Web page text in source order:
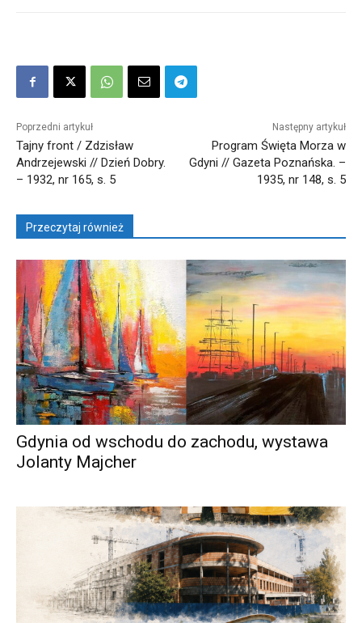
Poprzedni artykuł
Tajny front / Zdzisław
Andrzejewski // Dzień Dobry.
– 1932, nr 165, s. 5
Następny artykuł
Program Święta Morza w
Gdyni // Gazeta Poznańska. –
1935, nr 148, s. 5
Przeczytaj również
Gdynia od wschodu do zachodu, wystawa
Jolanty Majcher